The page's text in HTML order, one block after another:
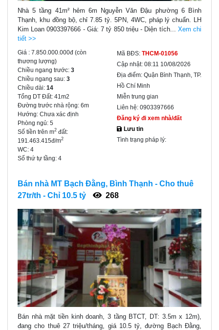
Nhà 5 tầng 41m² hẻm 6m Nguyễn Văn Đậu phường 6 Bình
Thạnh, khu đồng bộ, chỉ 7.85 tỷ. 5PN, 4WC, pháp lý chuẩn. LH
Kim Loan 0903397666 - Giá: 7 tỷ 850 triệu - Diện tích... Xem chi
tiết >>
Giá : 7.850.000.000đ (còn
thương lượng)
Chiều ngang trước: 3
Chiều ngang sau: 3
Chiều dài: 14
Tổng DT Đất: 41m2
Đường trước nhà rộng: 6m
Hướng: Chưa xác định
Phòng ngủ: 5
Số tiền trên m2 đất:
191.463.415đ/m2
WC: 4
Số thứ tự tầng: 4
Mã BĐS: THCM-01056
Cập nhật: 08:11 10/08/2026
Địa điểm: Quận Bình Thạnh, TP.
Hồ Chí Minh
Miễn trung gian
Liên hệ: 0903397666
Đăng ký đi xem nhà/đất
Lưu tin
Tình trạng pháp lý:
Bán nhà MT Bạch Đằng, Bình Thạnh - Cho thuê
27tr/th - Chỉ 10.5 tỷ
268
Bán nhà mặt tiền kinh doanh, 3 tầng BTCT, DT: 3.5m x 12m),
đang cho thuê 27 triệu/tháng, giá 10.5 tỷ, đường Bạch Đằng,